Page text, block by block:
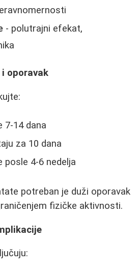
- polutrajni efekat,
oporavak
7-14 dana
za 10 dana
posle 4-6 nedelja
potreban je duži oporavak
fizičke aktivnosti.